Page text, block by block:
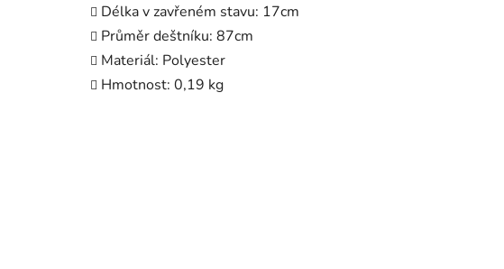
Délka v zavřeném stavu: 17cm
Průměr deštníku: 87cm
Materiál: Polyester
Hmotnost: 0,19 kg